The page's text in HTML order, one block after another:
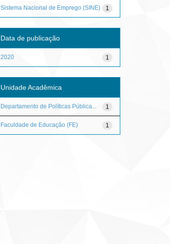
1
Sistema Nacional de Emprego (SINE)
Data de publicação
1
2020
Unidade Acadêmica
1
Departamento de Políticas Pública...
1
Faculdade de Educação (FE)